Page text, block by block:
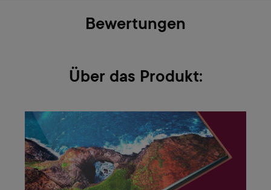
Bewertungen
Über das Produkt: